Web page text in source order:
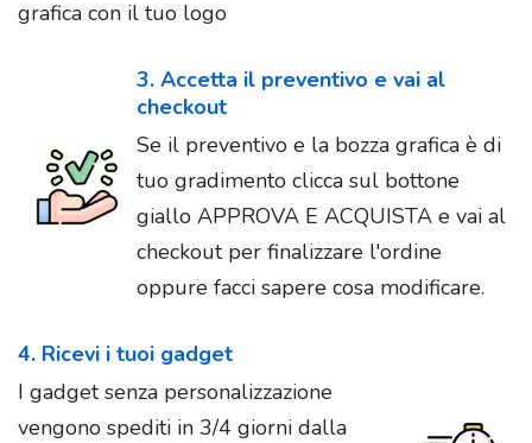
grafica con il tuo logo
3. Accetta il preventivo e vai al
checkout
Se il preventivo e la bozza grafica è di
tuo gradimento clicca sul bottone
giallo APPROVA E ACQUISTA e vai al
checkout per finalizzare l'ordine
oppure facci sapere cosa modificare.
4. Ricevi i tuoi gadget
I gadget senza personalizzazione
vengono spediti in 3/4 giorni dalla